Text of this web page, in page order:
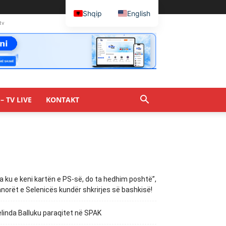
TV LIVE KONTAKT
ku e keni kartën e PS-së, do ta hedhim poshtë”,
e Selenicës kundër shkrirjes së bashkisë!
Balluku paraqitet në SPAK
Shqip English